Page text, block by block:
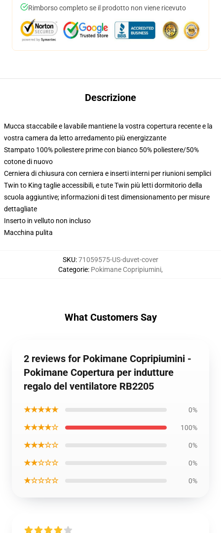
Rimborso completo se il prodotto non viene ricevuto
Descrizione
Mucca staccabile e lavabile mantiene la vostra copertura recente e la
vostra camera da letto arredamento più energizzante
Stampato 100% poliestere prime con bianco 50% poliestere/50%
cotone di nuovo
Cerniera di chiusura con cerniera e inserti interni per riunioni semplici
Twin to King taglie accessibili, e tute Twin più letti dormitorio della
scuola aggiuntive; informazioni di test dimensionamento per misure
dettagliate
Inserto in velluto non incluso
Macchina pulita
SKU:71059575-US-duvet-cover
Categorie: Pokimane Copripiumini,
What Customers Say
2 reviews for Pokimane Copripiumini -
Pokimane Copertura per indutture
regalo del ventilatore RB2205
★★★★★ 0%
★★★★☆ 100%
★★★☆☆ 0%
★★☆☆☆ 0%
★☆☆☆☆ 0%